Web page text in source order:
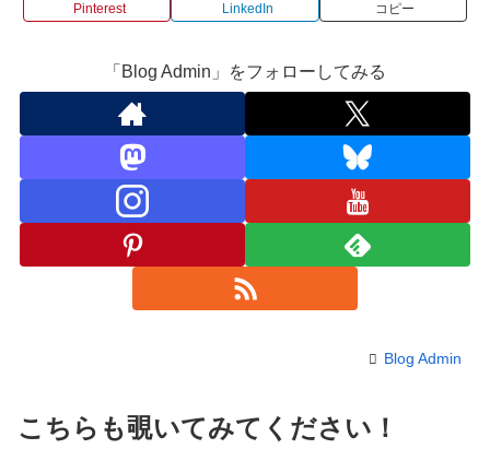
Pinterest LinkedIn コピー
「Blog Admin」をフォローしてみる
Blog Admin
こちらも覗いてみてください！